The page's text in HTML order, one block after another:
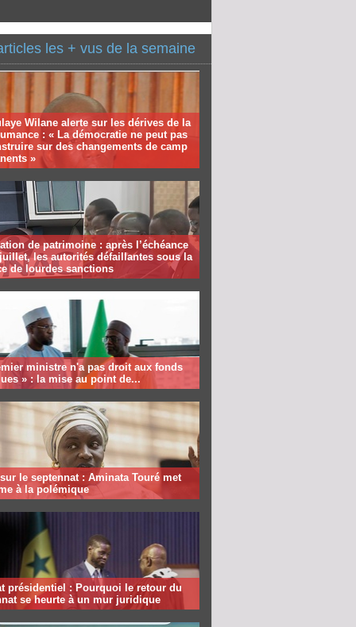
les + vus de la semaine
Wilane alerte sur les dérives de la
: « La démocratie ne peut pas
sur des changements de camp
»
de patrimoine : après l’échéance
les autorités défaillantes sous la
de lourdes sanctions
ministre n'a pas droit aux fonds
» : la mise au point de...
le septennat : Aminata Touré met
à la polémique
présidentiel : Pourquoi le retour du
se heurte à un mur juridique